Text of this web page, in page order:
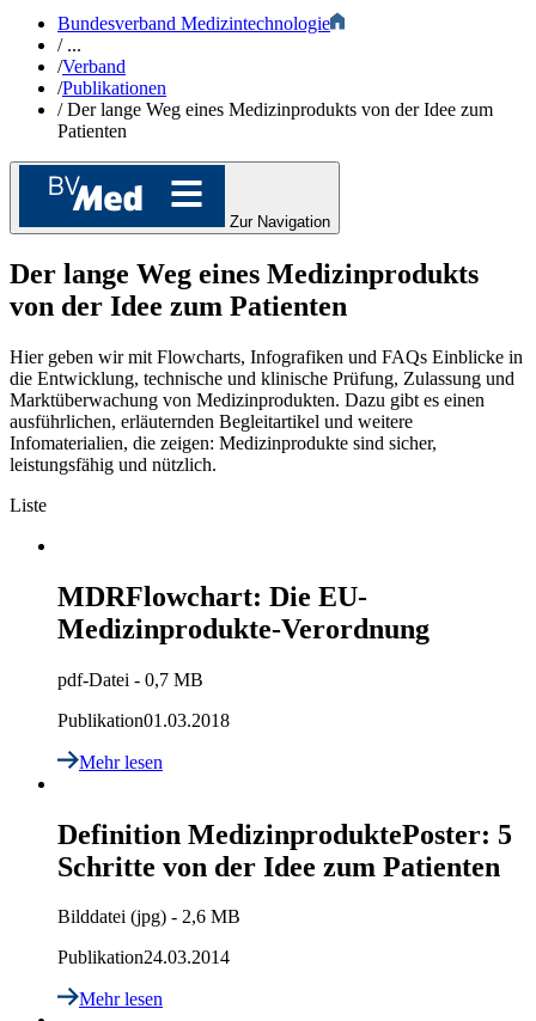
Bundesverband Medizintechnologie
/...
/Verband
/Publikationen
/Der lange Weg eines Medizinprodukts von der Idee zum
Patienten
Zur Navigation
Der lange Weg eines Medizinprodukts
von der Idee zum Patienten
Hier geben wir mit Flowcharts, Infografiken und FAQs Einblicke in
die Entwicklung, technische und klinische Prüfung, Zulassung und
Marktüberwachung von Medizinprodukten. Dazu gibt es einen
ausführlichen, erläuternden Begleitartikel und weitere
Infomaterialien, die zeigen: Medizinprodukte sind sicher,
leistungsfähig und nützlich.
Liste
MDRFlowchart: Die EU-
Medizinprodukte-Verordnung
pdf-Datei - 0,7 MB
Publikation01.03.2018
Mehr lesen
Definition MedizinproduktePoster: 5
Schritte von der Idee zum Patienten
Bilddatei (jpg) - 2,6 MB
Publikation24.03.2014
Mehr lesen